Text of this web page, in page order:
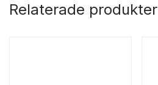
Relaterade produkter